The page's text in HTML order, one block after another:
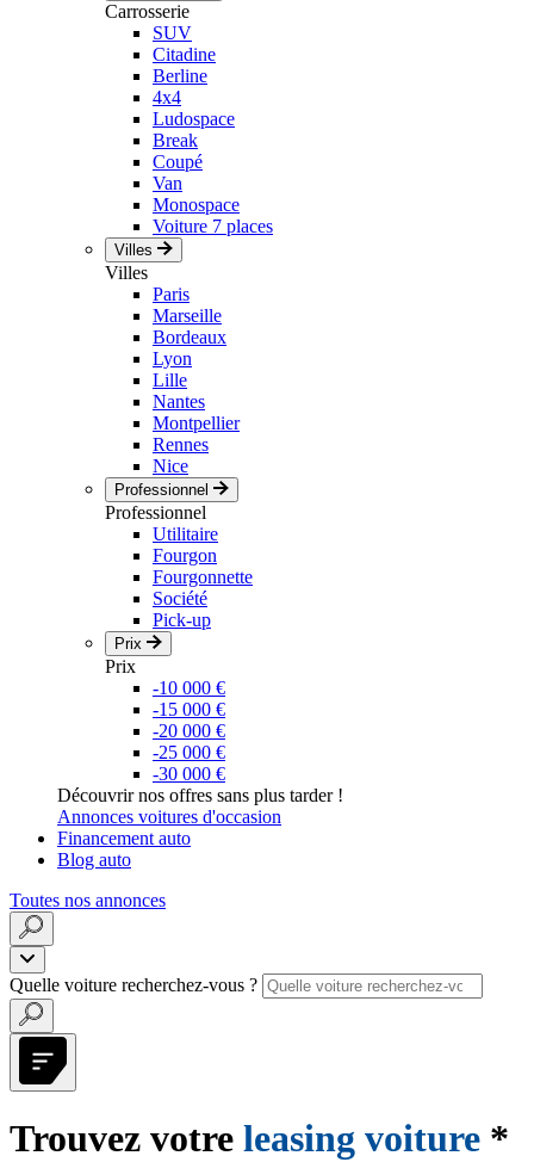
Carrosserie
SUV
Citadine
Berline
4x4
Ludospace
Break
Coupé
Van
Monospace
Voiture 7 places
Villes
Villes
Paris
Marseille
Bordeaux
Lyon
Lille
Nantes
Montpellier
Rennes
Nice
Professionnel
Professionnel
Utilitaire
Fourgon
Fourgonnette
Société
Pick-up
Prix
Prix
-10 000 €
-15 000 €
-20 000 €
-25 000 €
-30 000 €
Découvrir nos offres sans plus tarder !
Annonces voitures d'occasion
Financement auto
Blog auto
Toutes nos annonces
Quelle voiture recherchez-vous ?
Trouvez votre leasing voiture *